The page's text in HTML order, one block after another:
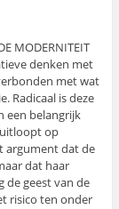
MODERNITEIT
denken met
met wat
Radicaal is deze
een belangrijk
op
argument dat de
dat haar
de geest van de
risico ten onder